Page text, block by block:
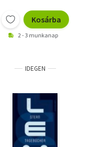
Kosárba
2 - 3 munkanap
IDEGEN